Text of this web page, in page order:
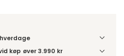
køp øver 3.990 kr